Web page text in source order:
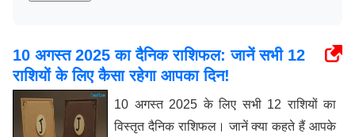
10 अगस्त 2025 का दैनिक राशिफल: जानें सभी 12
राशियों के लिए कैसा रहेगा आपका दिन!
10 अगस्त 2025 के लिए सभी 12 राशियों का
विस्तृत दैनिक राशिफल। जानें क्या कहते हैं आपके